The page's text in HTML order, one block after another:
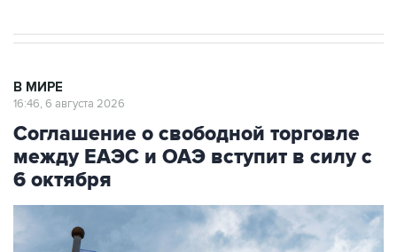
В МИРЕ
16:46, 6 августа 2026
Соглашение о свободной торговле
между ЕАЭС и ОАЭ вступит в силу с
6 октября